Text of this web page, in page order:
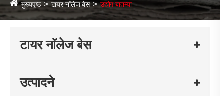
मुख्यपृष्ठ टायर नॉलेज बेस उद्योग बातम्या
टायर नॉलेज बेस
उत्पादने